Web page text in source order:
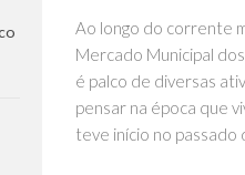
Ao longo do corrente
Mercado Municipal
é palco de diversas
pensar na época que
teve início no passado